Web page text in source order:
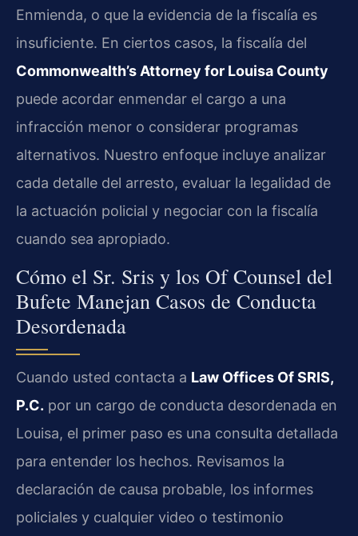
Enmienda, o que la evidencia de la fiscalía es
insuficiente. En ciertos casos, la fiscalía del
Commonwealth’s Attorney for Louisa County
puede acordar enmendar el cargo a una
infracción menor o considerar programas
alternativos. Nuestro enfoque incluye analizar
cada detalle del arresto, evaluar la legalidad de
la actuación policial y negociar con la fiscalía
cuando sea apropiado.
Cómo el Sr. Sris y los Of Counsel del
Bufete Manejan Casos de Conducta
Desordenada
Cuando usted contacta a Law Offices Of SRIS,
P.C. por un cargo de conducta desordenada en
Louisa, el primer paso es una consulta detallada
para entender los hechos. Revisamos la
declaración de causa probable, los informes
policiales y cualquier video o testimonio